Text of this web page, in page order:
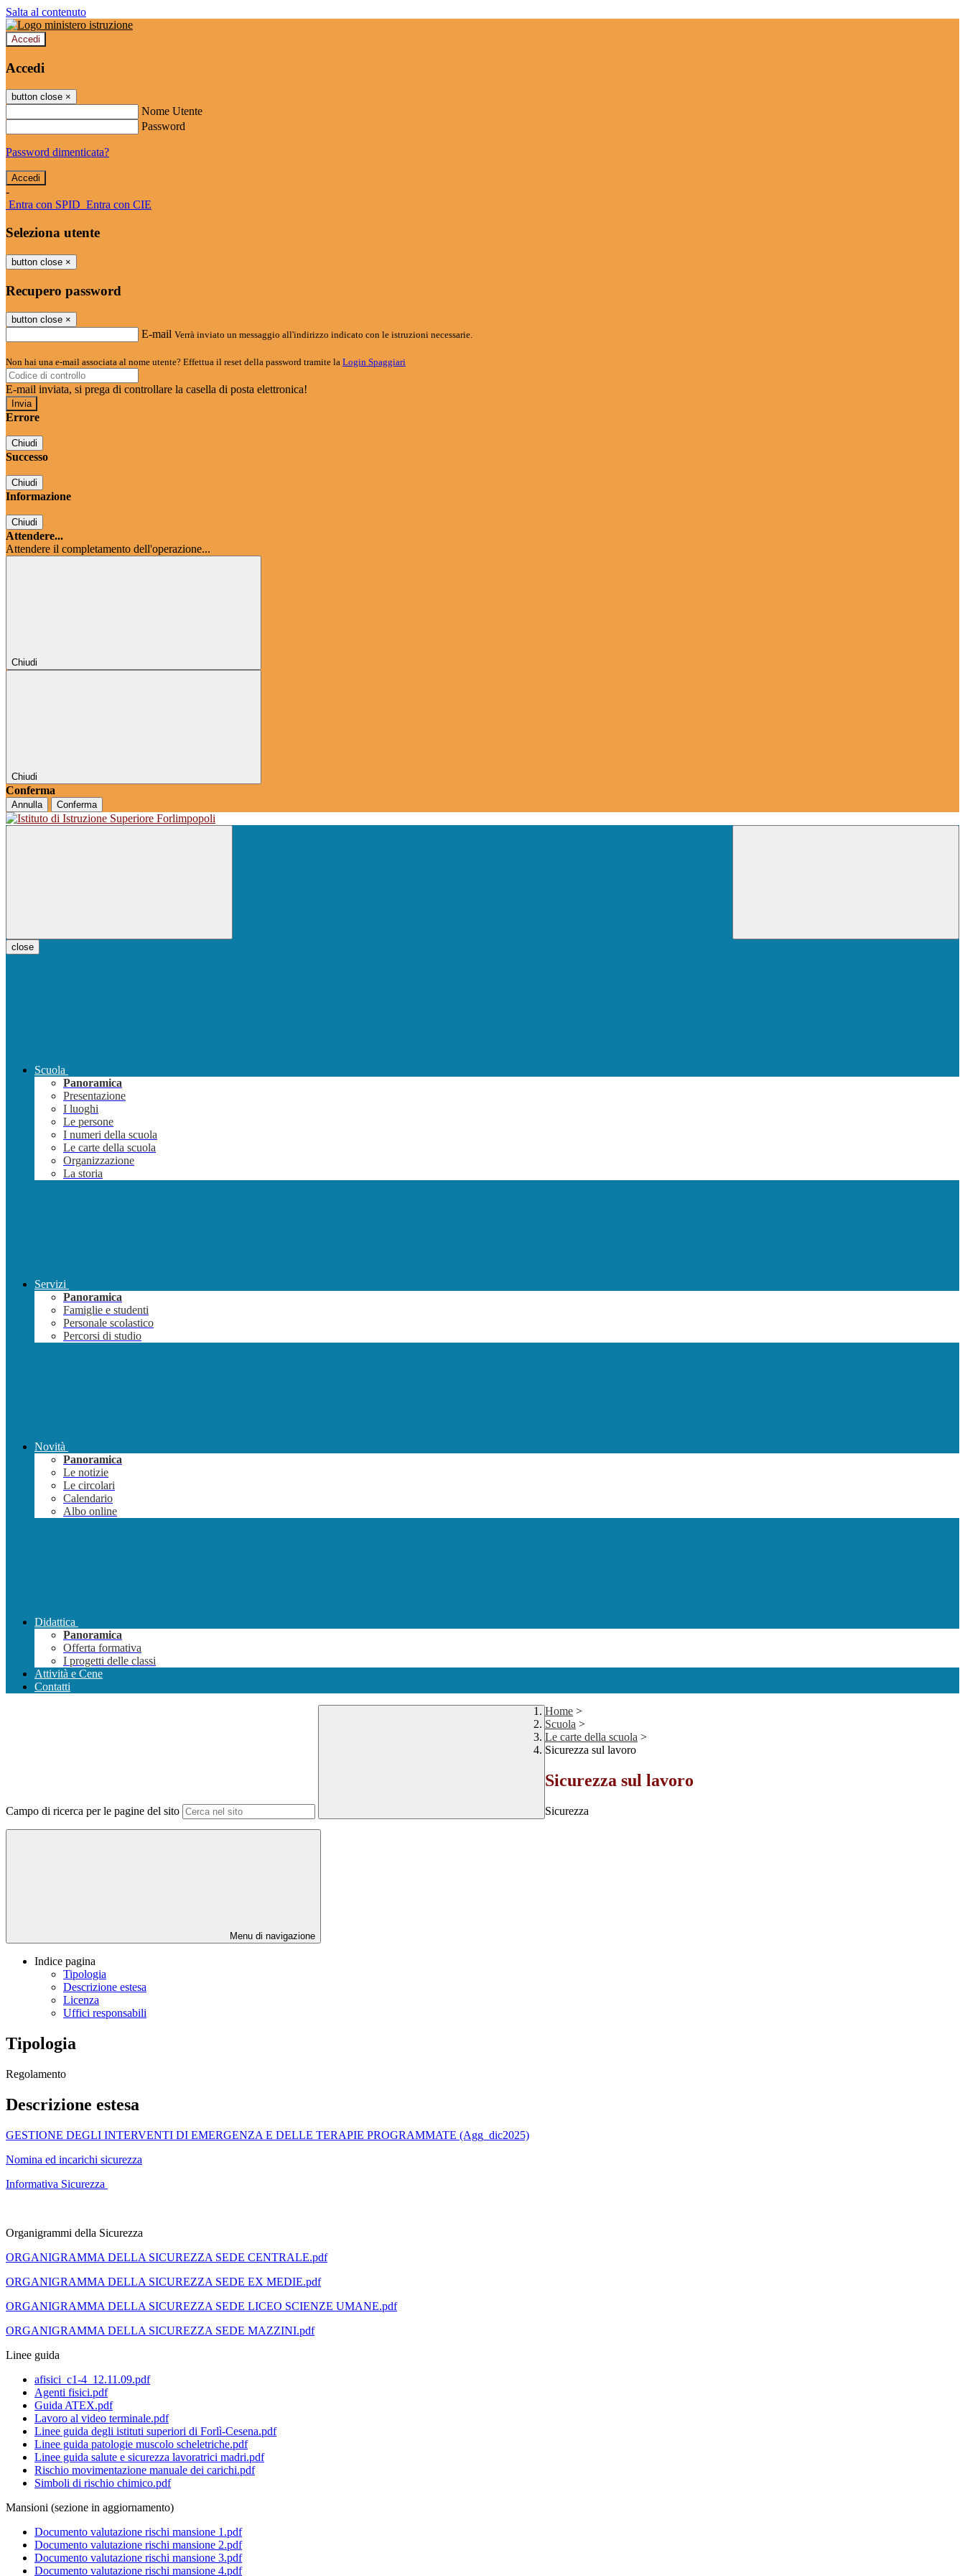
Salta al contenuto
Accedi
Accedi
button close ×
Nome Utente
Password
Password dimenticata?
-
Entra con SPID Entra con CIE
Seleziona utente
button close ×
Recupero password
button close ×
E-mail Verrà inviato un messaggio all'indirizzo indicato con le istruzioni necessarie.
Non hai una e-mail associata al nome utente? Effettua il reset della password tramite la Login Spaggiari
E-mail inviata, si prega di controllare la casella di posta elettronica!
Errore
Chiudi
Successo
Chiudi
Informazione
Chiudi
Attendere...
Attendere il completamento dell'operazione...
Chiudi
Chiudi
Conferma
Annulla Conferma
close
Scuola
Panoramica
Presentazione
I luoghi
Le persone
I numeri della scuola
Le carte della scuola
Organizzazione
La storia
Servizi
Panoramica
Famiglie e studenti
Personale scolastico
Percorsi di studio
Novità
Panoramica
Le notizie
Le circolari
Calendario
Albo online
Didattica
Panoramica
Offerta formativa
I progetti delle classi
Attività e Cene
Contatti
Campo di ricerca per le pagine del sito
Home >
Scuola >
Le carte della scuola >
Sicurezza sul lavoro
Sicurezza sul lavoro
Sicurezza
Menu di navigazione
Indice pagina
Tipologia
Descrizione estesa
Licenza
Uffici responsabili
Tipologia
Regolamento
Descrizione estesa
GESTIONE DEGLI INTERVENTI DI EMERGENZA E DELLE TERAPIE PROGRAMMATE (Agg_dic2025)
Nomina ed incarichi sicurezza
Informativa Sicurezza
Organigrammi della Sicurezza
ORGANIGRAMMA DELLA SICUREZZA SEDE CENTRALE.pdf
ORGANIGRAMMA DELLA SICUREZZA SEDE EX MEDIE.pdf
ORGANIGRAMMA DELLA SICUREZZA SEDE LICEO SCIENZE UMANE.pdf
ORGANIGRAMMA DELLA SICUREZZA SEDE MAZZINI.pdf
Linee guida
afisici_c1-4_12.11.09.pdf
Agenti fisici.pdf
Guida ATEX.pdf
Lavoro al video terminale.pdf
Linee guida degli istituti superiori di Forlì-Cesena.pdf
Linee guida patologie muscolo scheletriche.pdf
Linee guida salute e sicurezza lavoratrici madri.pdf
Rischio movimentazione manuale dei carichi.pdf
Simboli di rischio chimico.pdf
Mansioni (sezione in aggiornamento)
Documento valutazione rischi mansione 1.pdf
Documento valutazione rischi mansione 2.pdf
Documento valutazione rischi mansione 3.pdf
Documento valutazione rischi mansione 4.pdf